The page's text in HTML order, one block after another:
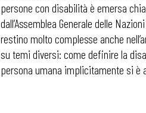
persone con disabilità è emersa
dall’Assemblea Generale delle
restino molto complesse anche
su temi diversi: come definire la
persona umana implicitamente si è